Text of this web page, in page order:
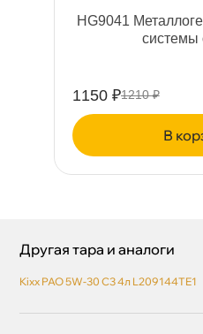
HG9041
системы
1150 ₽1210 ₽
Другая тара и аналоги
Kixx PAO 5W-30 C3 4л L209144TE1